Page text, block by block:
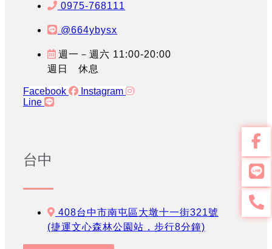
0975-768111
@664ybysx
週一－週六 11:00-20:00
週日 休息
Facebook
Instagram
Line
台中
408台中市南屯區大墩十一街321號
(捷運文心森林公園站，步行8分鐘)